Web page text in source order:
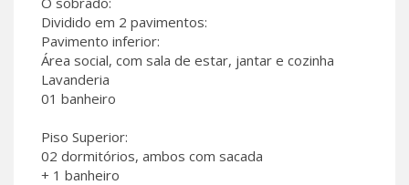
Dividido em 2 pavimentos:
Pavimento inferior:
Área social, com sala de estar, jantar e cozinha
Lavanderia
01 banheiro
Piso Superior:
02 dormitórios, ambos com sacada
+ 1 banheiro